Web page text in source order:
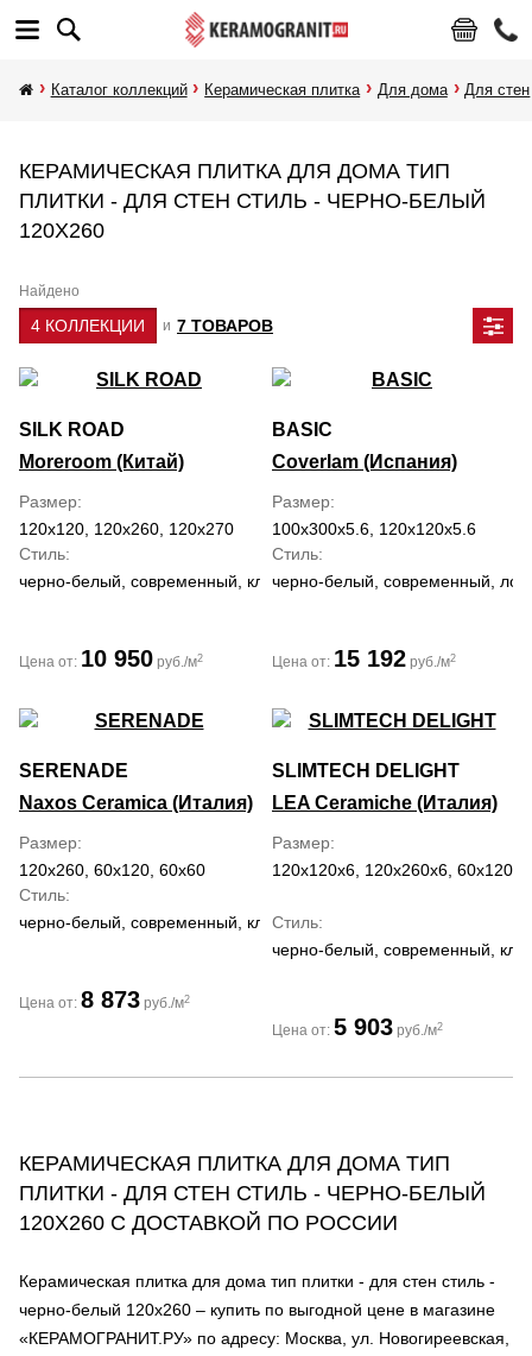
Каталог коллекций Керамическая плитка Для дома Для стен
КЕРАМИЧЕСКАЯ ПЛИТКА ДЛЯ ДОМА ТИП
ПЛИТКИ - ДЛЯ СТЕН СТИЛЬ - ЧЕРНО-БЕЛЫЙ
120Х260
Найдено
4 КОЛЛЕКЦИИ и 7 ТОВАРОВ
SILK ROAD
Moreroom (Китай)
Размер
120x120, 120x260, 120x270
Стиль
черно-белый, современный, классический
Цена от: 10 950 руб./м2
BASIC
Coverlam (Испания)
Размер
100x300x5.6, 120x120x5.6
Стиль
черно-белый, современный,
Цена от: 15 192 руб./м2
SERENADE
Naxos Ceramica (Италия)
Размер
120x260, 60x120, 60x60
Стиль
черно-белый, современный, классический,
Цена от: 8 873 руб./м2
SLIMTECH DELIGHT
LEA Ceramiche (Италия)
Размер
120x120x6, 120x260x6, 60x120x6
Стиль
черно-белый, современный,
Цена от: 5 903 руб./м2
КЕРАМИЧЕСКАЯ ПЛИТКА ДЛЯ ДОМА ТИП
ПЛИТКИ - ДЛЯ СТЕН СТИЛЬ - ЧЕРНО-БЕЛЫЙ
120Х260 С ДОСТАВКОЙ ПО РОССИИ
Керамическая плитка для дома тип плитки - для стен стиль -
черно-белый 120х260 – купить по выгодной цене в магазине
«КЕРАМОГРАНИТ.РУ» по адресу: Москва, ул. Новогиреевская,